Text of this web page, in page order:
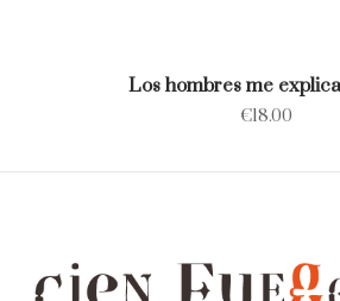
Los hombres me
€18.00